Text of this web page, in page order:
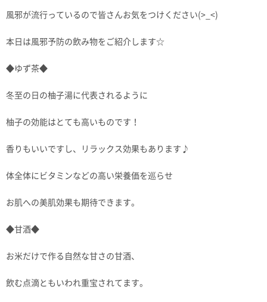
風邪が流行っているので皆さんお気をつけください(>_<)
本日は風邪予防の飲み物をご紹介します☆
◆ゆず茶◆
冬至の日の柚子湯に代表されるように
柚子の効能はとても高いものです！
香りもいいですし、リラックス効果もあります♪
体全体にビタミンなどの高い栄養価を巡らせ
お肌への美肌効果も期待できます。
◆甘酒◆
お米だけで作る自然な甘さの甘酒、
飲む点滴ともいわれ重宝されてます。